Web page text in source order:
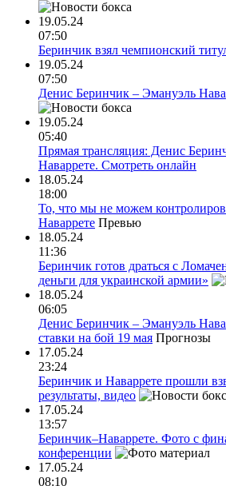
19.05.24
07:50
Беринчик взял чемпионский
19.05.24
07:50
Денис Беринчик – Эмануэль
19.05.24
05:40
Прямая трансляция: Денис
Наваррете. Смотреть онлайн
18.05.24
18:00
То, что мы не можем
Наваррете Превью
18.05.24
11:36
Беринчик готов драться с
деньги для украинской армии»
18.05.24
06:05
Денис Беринчик – Эмануэль
ставки на бой 19 мая Прогнозы
17.05.24
23:24
Беринчик и Наваррете прошли
результаты, видео
17.05.24
13:57
Беринчик–Наваррете. Фото с
конференции
17.05.24
08:10